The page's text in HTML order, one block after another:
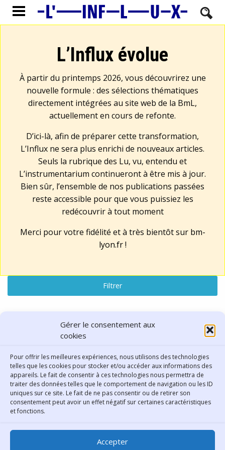
Gérer le consentement aux
cookies
Pour offrir les meilleures expériences, nous utilisons des technologies
telles que les cookies pour stocker et/ou accéder aux informations des
appareils. Le fait de consentir à ces technologies nous permettra de
traiter des données telles que le comportement de navigation ou les ID
uniques sur ce site. Le fait de ne pas consentir ou de retirer son
consentement peut avoir un effet négatif sur certaines caractéristiques
et fonctions.
Accepter
L’Influx évolue
À partir du printemps 2026, vous découvrirez une
nouvelle formule : des sélections thématiques
directement intégrées au site web de la BmL,
actuellement en cours de refonte.
D’ici-là, afin de préparer cette transformation,
L’Influx ne sera plus enrichi de nouveaux articles.
Seuls la rubrique des Lu, vu, entendu et
L’instrumentarium continueront à être mis à jour.
Bien sûr, l’ensemble de nos publications passées
reste accessible pour que vous puissiez les
redécouvrir à tout moment
Merci pour votre fidélité et à très bientôt sur bm-
lyon.fr!
Filtrer
Lu, vu, entendu
résultats : "Moyen orient"
Réinitialiser la recherche
Bibliothèque municipale de